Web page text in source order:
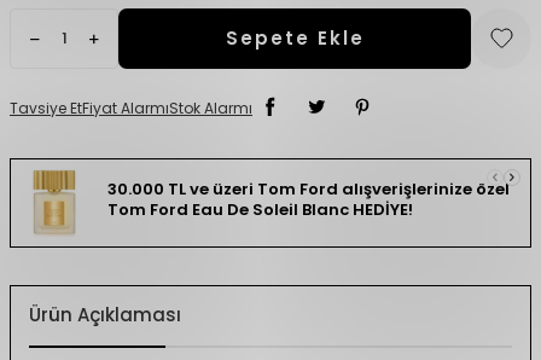
Sepete Ekle
Tavsiye EtFiyat AlarmıStok Alarmı
30.000 TL ve üzeri Tom Ford alışverişlerinize özel
Tom Ford Eau De Soleil Blanc HEDİYE!
Ürün Açıklaması